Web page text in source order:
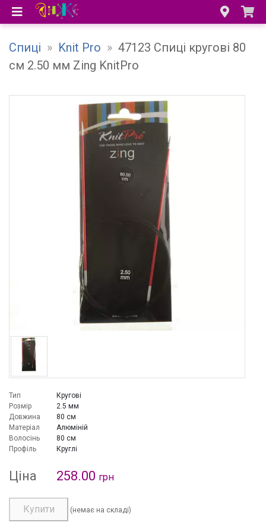
Спиці » Knit Pro » 47123 Спиці кругові 80
см 2.50 мм Zing KnitPro
Тип
Кругові
Розмір
2.5 мм
Довжина
80 см
Матеріал
Алюміній
Волосінь
80 см
Профіль
Круглі
Ціна 258.00 грн
Купити (немає на складі)